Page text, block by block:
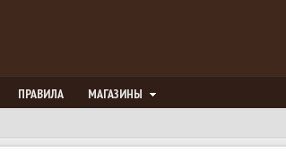
ПРАВИЛА МАГАЗИНЫ